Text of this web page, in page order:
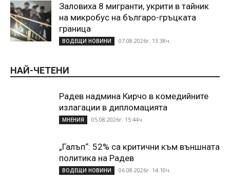
Заловиха 8 мигранти, укрити в тайник
на микробус на българо-гръцката
граница
ВОДЕЩИ НОВИНИ 07.08.2026г. 13:38ч.
НАЙ-ЧЕТЕНИ
Радев надмина Кирчо в комедийните
излагации в дипломацията
МНЕНИЯ 05.08.2026г. 15:44ч.
„Галъп“: 52% са критични към външната
политика на Радев
ВОДЕЩИ НОВИНИ 06.08.2026г. 14:10ч.